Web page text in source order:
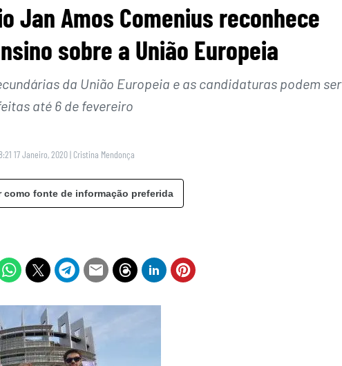
Jan Amos Comenius reconhece
sobre a União Europeia
da União Europeia e as candidaturas podem ser
até 6 de fevereiro
17 Janeiro, 2020 | Cristina Mendonça
como fonte de informação preferida